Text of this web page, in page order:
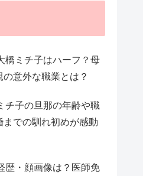
橋ミチ子はハーフ？母
意外な職業とは？
チ子の旦那の年齢や職
での馴れ初めが感動
歴・顔画像は？医師免